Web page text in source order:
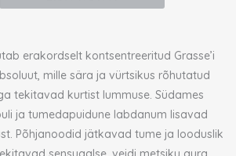
erakordselt kontsentreeritud Grasse’i
mille sära ja vürtsikus rõhutatud
tekitavad kurtist lummuse. Südames
ja tumedapuidune labdanum lisavad
Põhjanoodid jätkavad tume ja looduslik